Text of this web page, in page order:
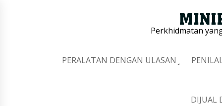
Perkhidmatan
PERALATAN DENGAN ULASAN
DIJUAL